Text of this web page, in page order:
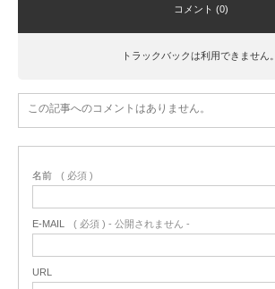
コメント (0)
トラックバックは利用できません。
この記事へのコメントはありません。
名前 ( 必須 )
E-MAIL ( 必須 ) - 公開されません -
URL